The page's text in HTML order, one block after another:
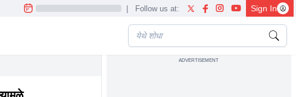
| Follow us at: Sign In
ADVERTISEMENT